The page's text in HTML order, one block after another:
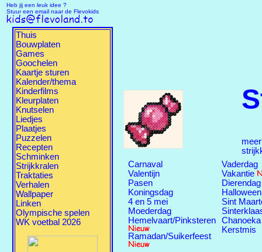
Heb jij een leuk idee ?
Stuur een email naar de Flevokids
Thuis
Bouwplaten
Games
Goochelen
Kaartje sturen
Kalender/thema
Kinderfilms
Kleurplaten
Knutselen
Liedjes
Plaatjes
Puzzelen
Recepten
Schminken
Strijkkralen
Traktaties
Verhalen
Wallpaper
Linken
Olympische spelen
WK voetbal 2026
Carnaval
Valentijn
Pasen
Koningsdag
4 en 5 mei
Moederdag
Hemelvaart/Pinksteren
Ramadan/Suikerfeest
Vaderdag
Vakantie
Dierendag
Halloween
Sint
Chanoeka
Kerstmis